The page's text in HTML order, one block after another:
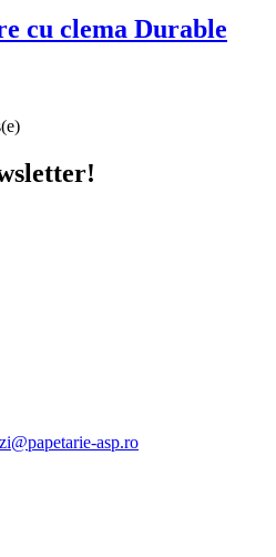
cu clema Durable
asp.ro